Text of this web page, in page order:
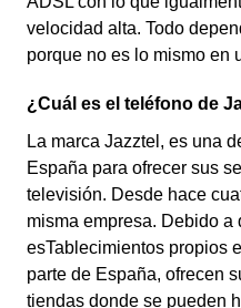
velocidad alta. Todo
porque no es lo mismo en
¿Cuál es el teléfono de
La marca Jazztel, es una
España para ofrecer sus
televisión. Desde hace
misma empresa. Debido a
esTablecimientos propios
parte de España, ofrecen
tiendas donde se pueden